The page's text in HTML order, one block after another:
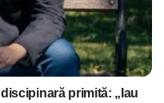
primită: „Iau